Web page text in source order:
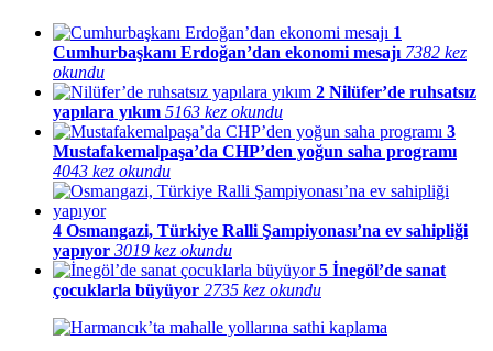
1
Cumhurbaşkanı Erdoğan’dan ekonomi mesajı 7382 kez
okundu
2 Nilüfer’de ruhsatsız
yapılara yıkım 5163 kez okundu
3
Mustafakemalpaşa’da CHP’den yoğun saha programı
4043 kez okundu
4 Osmangazi, Türkiye Ralli Şampiyonası’na ev sahipliği
yapıyor 3019 kez okundu
5 İnegöl’de sanat
çocuklarla büyüyor 2735 kez okundu